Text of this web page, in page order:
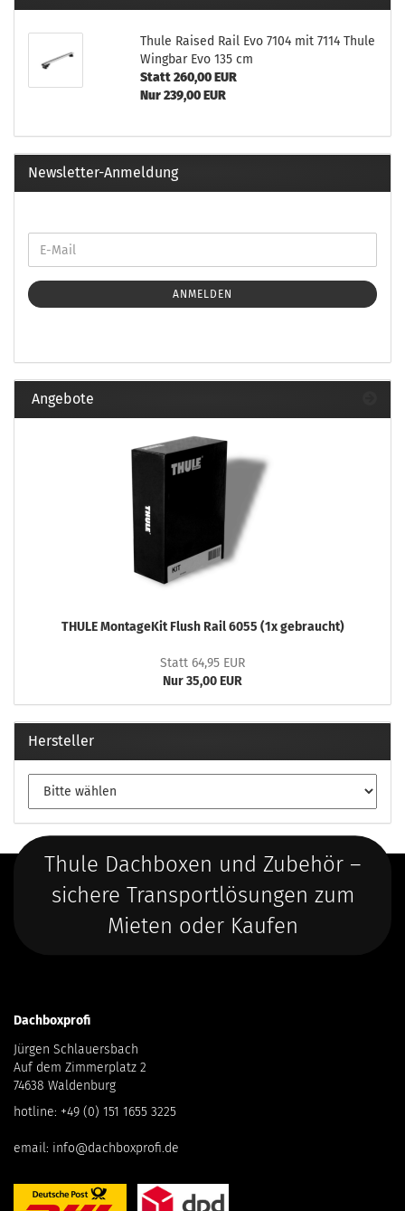
Thule Raised Rail Evo 7104 mit 7114 Thule
Wingbar Evo 135 cm
Statt 260,00 EUR
Nur 239,00 EUR
Newsletter-Anmeldung
ANMELDEN
Angebote
THULE MontageKit Flush Rail 6055 (1x gebraucht)
Statt 64,95 EUR
Nur 35,00 EUR
Hersteller
Thule Dachboxen und Zubehör –
sichere Transportlösungen zum
Mieten oder Kaufen
Dachboxprofi
Jürgen Schlauersbach
Auf dem Zimmerplatz 2
74638 Waldenburg
hotline: +49 (0) 151 1655 3225
email: info@dachboxprofi.de